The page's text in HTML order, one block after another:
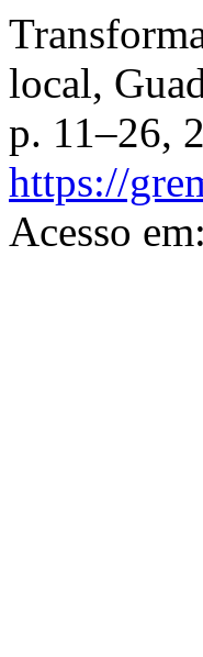
local,
p. 11–26,
https://
Acesso